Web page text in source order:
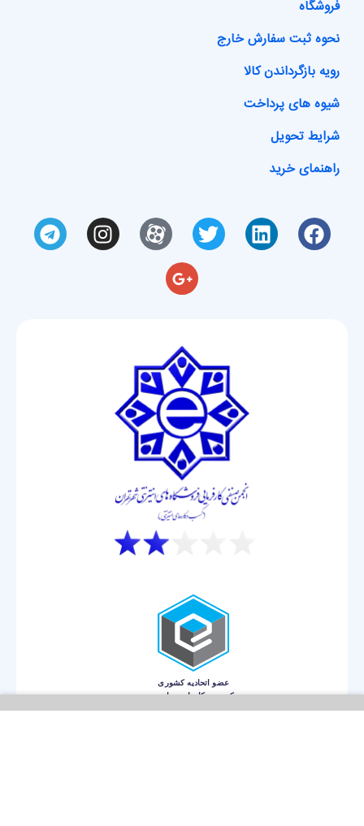
فروشگاه
نحوه ثبت سفارش خارج
رویه بازگرداندن کالا
شیوه های پرداخت
شرایط تحویل
راهنمای خرید